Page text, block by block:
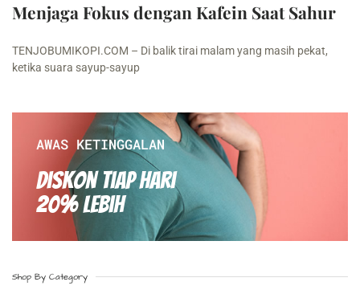
Menjaga Fokus dengan Kafein Saat Sahur
TENJOBUMIKOPI.COM – Di balik tirai malam yang masih pekat,
ketika suara sayup-sayup
AWAS KETINGGALAN
Diskon Tiap hari
20% Lebih
Shop By Category